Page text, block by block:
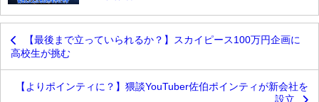
【最後まで立っていられるか？】スカイピース100万円企画に
高校生が挑む
【よりポインティに？】猥談YouTuber佐伯ポインティが新会社を
設立